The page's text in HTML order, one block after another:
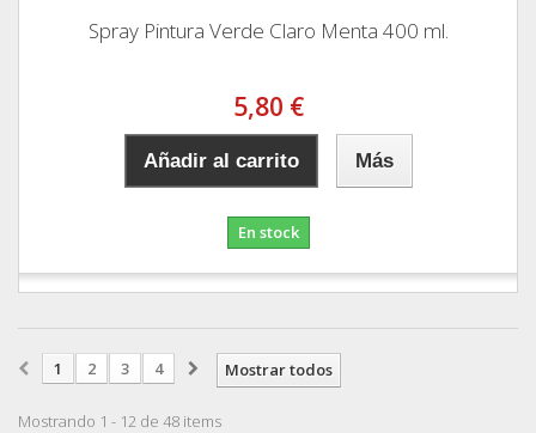
Spray Pintura Verde Claro Menta 400 ml.
5,80 €
Añadir al carrito Más
En stock
Mostrar todos
1 2 3 4
Mostrando 1 - 12 de 48 items